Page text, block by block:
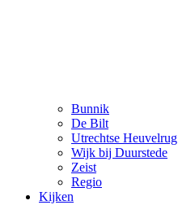
Bunnik
De Bilt
Utrechtse Heuvelrug
Wijk bij Duurstede
Zeist
Regio
Kijken